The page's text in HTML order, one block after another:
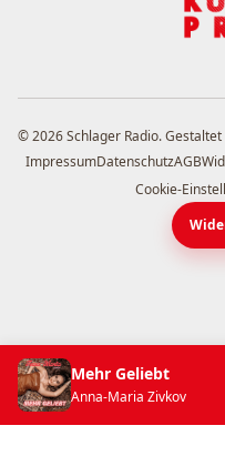
© 2026 Schlager Radio.
ImpressumDatenschutzAGB
Cookie-
Mehr Geliebt
Anna-Maria Zivkov